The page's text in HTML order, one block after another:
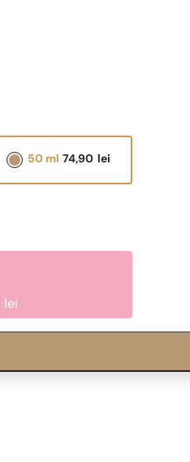
N° 559 -
74,90 lei
50 ml
lei